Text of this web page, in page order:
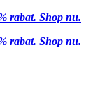
rabat. Shop nu.
rabat. Shop nu.